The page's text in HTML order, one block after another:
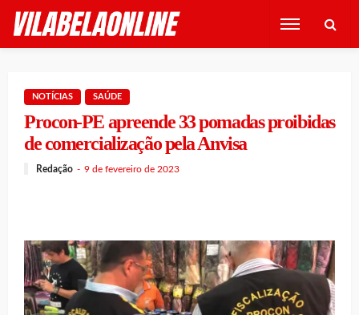
NOTÍCIAS SAÚDE
Procon-PE apreende 33 pomadas proibidas
de comercialização pela Anvisa
Redação 9 de fevereiro de 2023